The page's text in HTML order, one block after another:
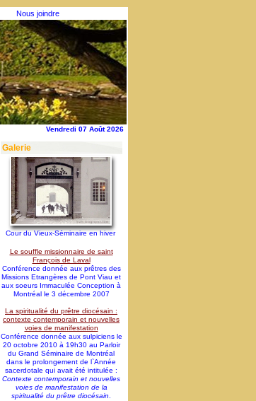
Nous joindre
Vendredi 07 Août 2026
Galerie
Cour du Vieux-Séminaire en hiver
Le souffle missionnaire de saint
François de Laval
Conférence donnée aux prêtres des
Missions Etrangères de Pont Viau et
aux soeurs Immaculée Conception à
Montréal le 3 décembre 2007
La spiritualité du prêtre diocésain :
contexte contemporain et nouvelles
voies de manifestation
Conférence donnée aux sulpiciens le
20 octobre 2010 à 19h30 au Parloir
du Grand Séminaire de Montréal
dans le prolongement de l`Année
sacerdotale qui avait été intitulée :
Contexte contemporain et nouvelles
voies de manifestation de la
spiritualité du prêtre diocésain